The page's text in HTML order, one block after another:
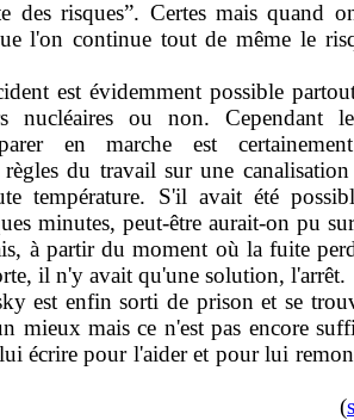
des risques”. Certes mais quand
l'on continue tout de même le
est évidemment possible
nucléaires ou non. Cependant
en marche est
du travail sur une canalisation
température. S'il avait été
minutes, peut-être aurait-on pu
à partir du moment où la fuite
il n'y avait qu'une solution, l'arrêt.
est enfin sorti de prison et se
mieux mais ce n'est pas encore
écrire pour l'aider et pour lui
(